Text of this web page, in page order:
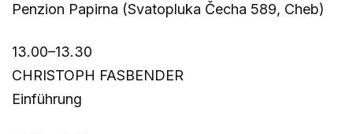
Penzion Papirna (Svatopluka Čecha 589, Cheb)
13.00–13.30
CHRISTOPH FASBENDER
Einführung